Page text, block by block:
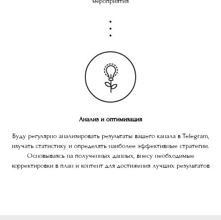
Анализ и оптимизация
Буду регулярно анализировать результаты вашего канала в Telegram,
изучать статистику и определять наиболее эффективные стратегии.
Основываясь на полученных данных, внесу необходимые
корректировки в план и контент для достижения лучших результатов